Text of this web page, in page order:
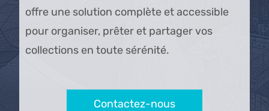
offre une solution complète et accessible
pour organiser, prêter et partager vos
collections en toute sérénité.
Contactez-nous